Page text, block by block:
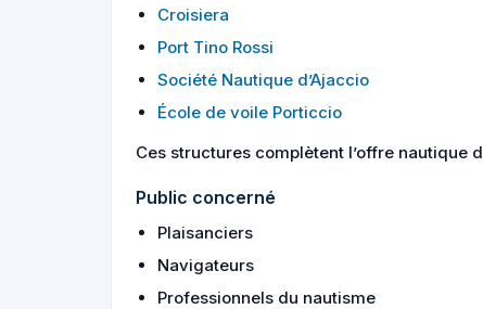
Croisiera
Port Tino Rossi
Société Nautique d’Ajaccio
École de voile Porticcio
Ces structures complètent l’offre nautique
Public concerné
Plaisanciers
Navigateurs
Professionnels du nautisme